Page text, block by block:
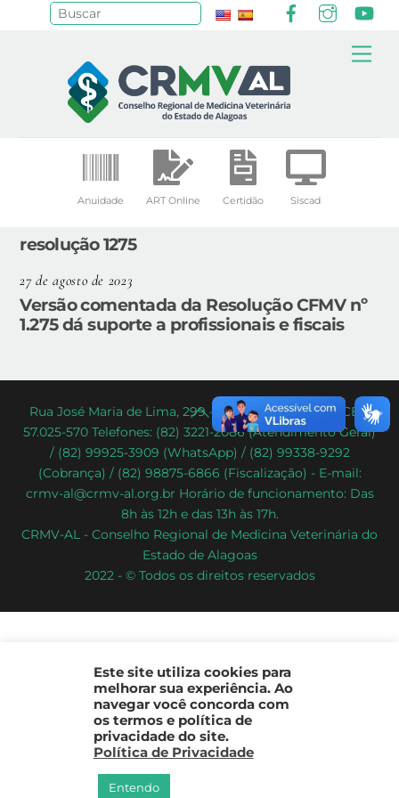
Anuidade ART Online Certidão Siscad
resolução 1275
27 de agosto de 2023
Versão comentada da Resolução CFMV nº
1.275 dá suporte a profissionais e fiscais
Back
To
Top
Rua José Maria de Lima, 299 – Poço – Maceió/AL – CEP:
57.025-570 Telefones: (82) 3221-2086 (Atendimento Geral)
/ (82) 99925-3909 (WhatsApp) / (82) 99338-9292
(Cobrança) / (82) 98875-6866 (Fiscalização) - E-mail:
crmv-al@crmv-al.org.br Horário de funcionamento: Das
8h às 12h e das 13h às 17h.
CRMV-AL - Conselho Regional de Medicina Veterinária do
Estado de Alagoas
2022 - © Todos os direitos reservados
Este site utiliza cookies para
melhorar sua experiência. Ao
navegar você concorda com
os termos e política de
privacidade do site.
Política de Privacidade
Entendo